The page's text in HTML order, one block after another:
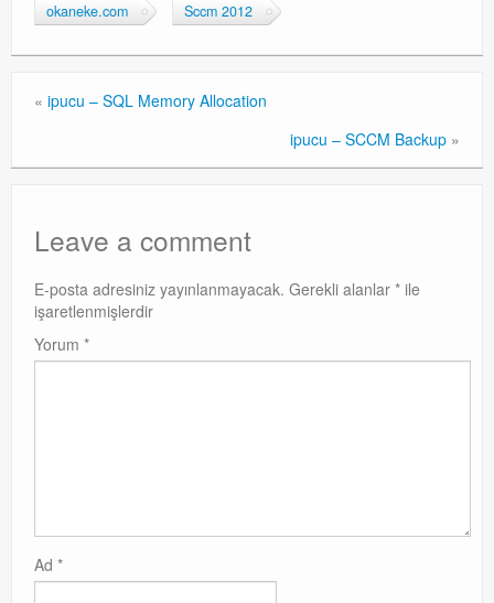
okaneke.com
Sccm 2012
« ipucu – SQL Memory Allocation
ipucu – SCCM Backup »
Leave a comment
E-posta adresiniz yayınlanmayacak. Gerekli alanlar * ile
işaretlenmişlerdir
Yorum *
Ad *